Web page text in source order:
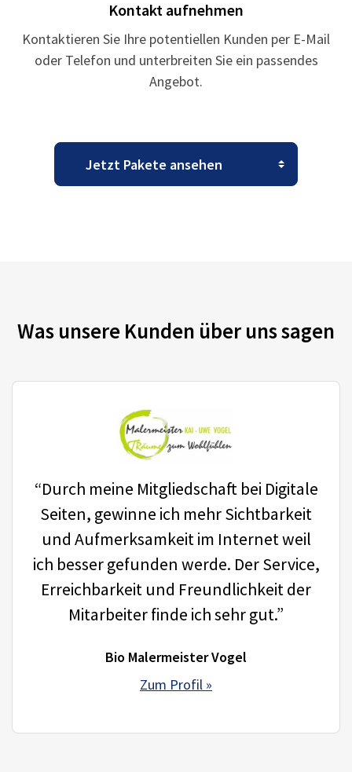
Kontakt aufnehmen
Kontaktieren Sie Ihre potentiellen Kunden per E-Mail
oder Telefon und unterbreiten Sie ein passendes
Angebot.
Was unsere Kunden über uns sagen
“Durch meine Mitgliedschaft bei Digitale
Seiten, gewinne ich mehr Sichtbarkeit
und Aufmerksamkeit im Internet weil
ich besser gefunden werde. Der Service,
Erreichbarkeit und Freundlichkeit der
Mitarbeiter finde ich sehr gut.”
Bio Malermeister Vogel
Zum Profil »